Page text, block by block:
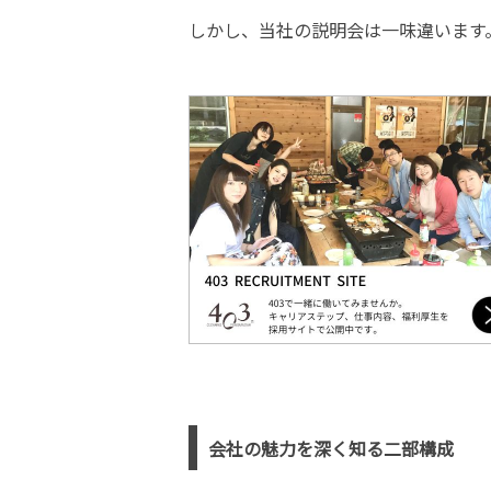
しかし、当社の説明会は一味違います
会社の魅力を深く知る二部構成